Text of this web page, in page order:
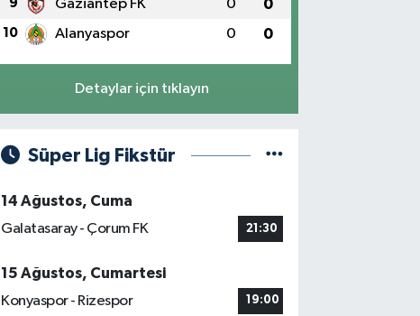
9 Gaziantep FK 0 0
10 Alanyaspor 0 0
Detaylar için tıklayın
Süper Lig Fikstür
14 Ağustos, Cuma
Galatasaray - Çorum FK
21:30
15 Ağustos, Cumartesi
Konyaspor - Rizespor
19:00